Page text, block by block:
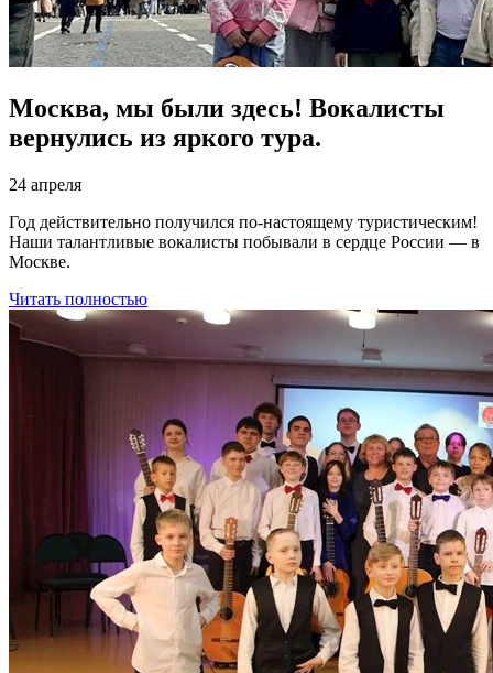
Москва, мы были здесь! Вокалисты
вернулись из яркого тура.
24 апреля
Год действительно получился по-настоящему туристическим!
Наши талантливые вокалисты побывали в сердце России — в
Москве.
Читать полностью